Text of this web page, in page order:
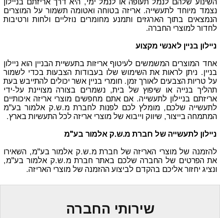
שירותי החברה
השינוע שלהם לנמל תעופה או לנמל ימי, היא דרך אריזתם בניילון
נצמד מיוחד לתעשייה. אריזה בטוחה ואטומה תשמור על המוצרים
הנמצאים בתוך הארגזים ותמנע מחומרים נוזליים ולחות ורטיבות
לחדור למוצרי החברה.
ניילון בניין לאנשי מקצוע
אחד המוצרים המשמשים לעיטוף אריזות בתעשיית הבניין הוא ניילון
בניין. ניתן לראות את השימוש שלו בעבודות הצבעות בכדי לשמור
על טריות הצבעים לאורך זמן. חומרי בניין אשר יכולים להתייבש בעת
תהליך בנייה או שיפוץ של בית, נשמרים בצורה מצויינת על-ידי
אריזתם בניילון לתעשייה. אם אתם מחפשים מוצרי אריזה איכותיים
לתעשייה שלכם, מומלץ לכם לפנות לחברת מ.ש.ק אלמור בע"מ
המתמחה בייצור, שיווק וייבוא של מוצרי אריזה לכל התעשיות בארץ.
ניילון לתעשייה של חברת מ.ש.ק אלמור בע"מ
להזמנה של מוצרי האריזה של חברת מ.ש.ק אלמור בע"מ, השאירו
את הפרטים של החברה שלכם באתר חברת מ.ש.ק אלמור בע"מ,
ונציג יחזור אליכם בהקדם לביצוע ההזמנה של מוצרי האריזה.